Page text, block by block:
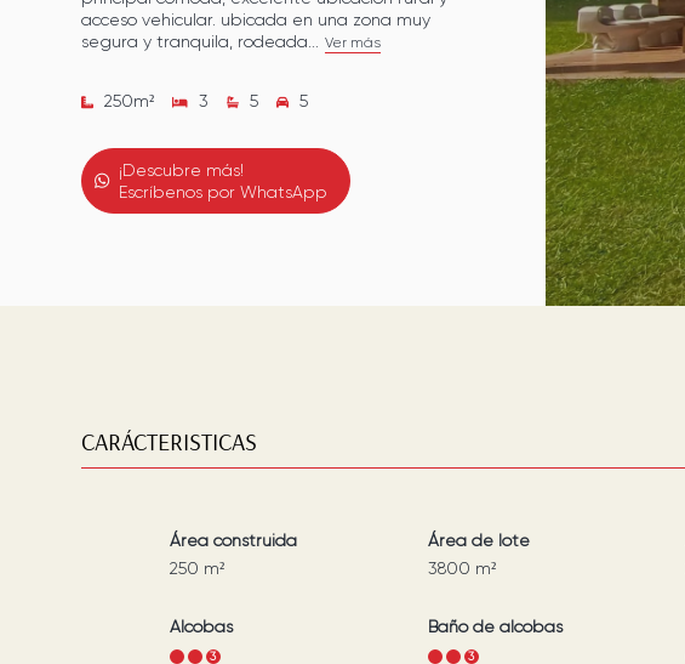
acceso vehicular. ubicada en una zona muy
segura y tranquila, rodeada...
Ver más
250m² 3 5 5
¡Descubre más!
Escríbenos por WhatsApp
CARÁCTERISTICAS
Área construida
250 m²
Área de lote
3800 m²
Alcobas
3
Baño de alcobas
3